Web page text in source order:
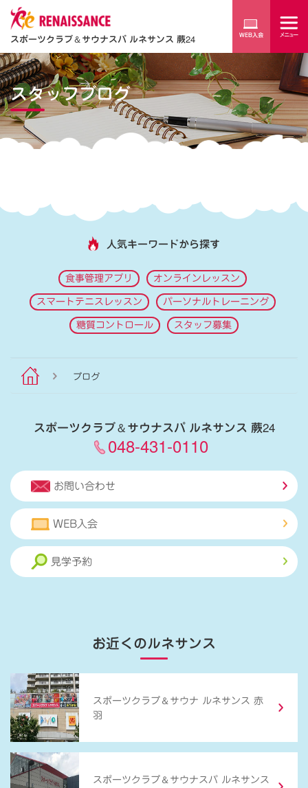
スポーツクラブ＆サウナスパ ルネサンス 蕨24
スタッフブログ
人気キーワードから探す
食事管理アプリ オンラインレッスン
スマートテニスレッスン パーソナルトレーニング
糖質コントロール スタッフ募集
ブログ
スポーツクラブ＆サウナスパ ルネサンス 蕨24
048-431-0110
お問い合わせ
WEB入会
見学予約
お近くのルネサンス
スポーツクラブ ＆ サウナ ルネサンス 赤
羽
スポーツクラブ ＆ サウナスパ ルネサンス